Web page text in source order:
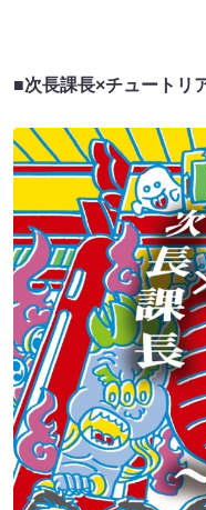
■次長課長×チュートリ